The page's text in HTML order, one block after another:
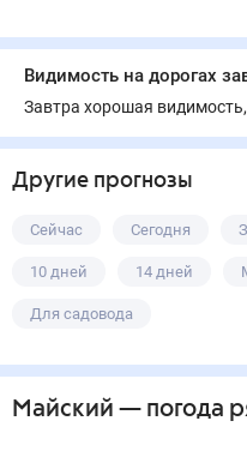
Видимость на дорогах
Завтра хорошая
Другие прогнозы
Сейчас Сегодня
10 дней 14 дней
Для садовода
Майский — погода